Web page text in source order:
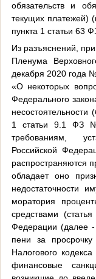
обязательств и
текущих платежей)
пункта 1 статьи 63
Из разъяснений,
Пленума
декабря 2020 года
«О некоторых
Федерального
несостоятельности
1 статьи 9.1 ФЗ
требованиям,
Российской
распространяются
обладает оно
недостаточности
моратория
средствами
Федерации (далее
пени за
Налогового
финансовые